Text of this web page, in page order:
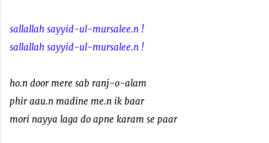
sallallah sayyid-ul-mursalee.n !
sallallah sayyid-ul-mursalee.n !
ho.n door mere sab ranj-o-alam
phir aau.n madine me.n ik baar
mori nayya laga do apne karam se paar